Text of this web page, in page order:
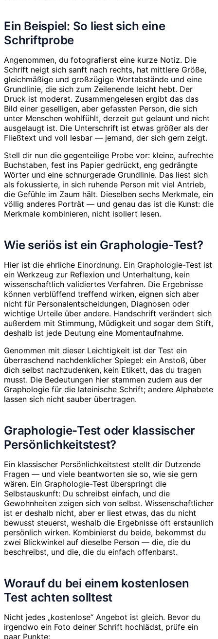
Ein Beispiel: So liest sich eine
Schriftprobe
Angenommen, du fotografierst eine kurze Notiz. Die
Schrift neigt sich sanft nach rechts, hat mittlere Größe,
gleichmäßige und großzügige Wortabstände und eine
Grundlinie, die sich zum Zeilenende leicht hebt. Der
Druck ist moderat. Zusammengelesen ergibt das das
Bild einer geselligen, aber gefassten Person, die sich
unter Menschen wohlfühlt, derzeit gut gelaunt und nicht
ausgelaugt ist. Die Unterschrift ist etwas größer als der
Fließtext und voll lesbar — jemand, der sich gern zeigt.
Stell dir nun die gegenteilige Probe vor: kleine, aufrechte
Buchstaben, fest ins Papier gedrückt, eng gedrängte
Wörter und eine schnurgerade Grundlinie. Das liest sich
als fokussierte, in sich ruhende Person mit viel Antrieb,
die Gefühle im Zaum hält. Dieselben sechs Merkmale, ein
völlig anderes Porträt — und genau das ist die Kunst: die
Merkmale kombinieren, nicht isoliert lesen.
Wie seriös ist ein Graphologie-Test?
Hier ist die ehrliche Einordnung. Ein Graphologie-Test ist
ein Werkzeug zur Reflexion und Unterhaltung, kein
wissenschaftlich validiertes Verfahren. Die Ergebnisse
können verblüffend treffend wirken, eignen sich aber
nicht für Personalentscheidungen, Diagnosen oder
wichtige Urteile über andere. Handschrift verändert sich
außerdem mit Stimmung, Müdigkeit und sogar dem Stift,
deshalb ist jede Deutung eine Momentaufnahme.
Genommen mit dieser Leichtigkeit ist der Test ein
überraschend nachdenklicher Spiegel: ein Anstoß, über
dich selbst nachzudenken, kein Etikett, das du tragen
musst. Die Bedeutungen hier stammen zudem aus der
Graphologie für die lateinische Schrift; andere Alphabete
lassen sich nicht sauber übertragen.
Graphologie-Test oder klassischer
Persönlichkeitstest?
Ein klassischer Persönlichkeitstest stellt dir Dutzende
Fragen — und viele beantworten sie so, wie sie gern
wären. Ein Graphologie-Test überspringt die
Selbstauskunft: Du schreibst einfach, und die
Gewohnheiten zeigen sich von selbst. Wissenschaftlicher
ist er deshalb nicht, aber er liest etwas, das du nicht
bewusst steuerst, weshalb die Ergebnisse oft erstaunlich
persönlich wirken. Kombinierst du beide, bekommst du
zwei Blickwinkel auf dieselbe Person — die, die du
beschreibst, und die, die du einfach offenbarst.
Worauf du bei einem kostenlosen
Test achten solltest
Nicht jedes „kostenlose“ Angebot ist gleich. Bevor du
irgendwo ein Foto deiner Schrift hochlädst, prüfe ein
paar Punkte: